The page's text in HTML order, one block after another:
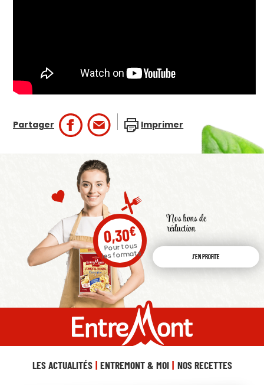
Partager Imprimer
0,30€
Pour tous
les formats
Nos bons de
réduction
J'en profite
LES ACTUALITÉS ENTREMONT & MOI NOS RECETTES